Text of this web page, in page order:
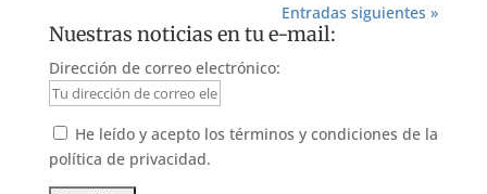
Entradas siguientes »
Nuestras noticias en tu e-mail:
Dirección de correo electrónico:
He leído y acepto los términos y condiciones de la
política de privacidad.